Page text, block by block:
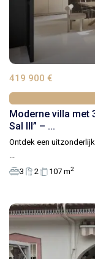
419 900 €
Moderne villa met
Sal III” – ...
Ontdek een
3
2 107 m2